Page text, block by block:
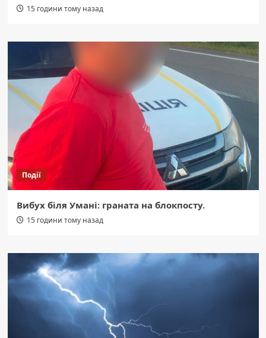
15 години тому назад
Події
Вибух біля Умані: граната на блокпосту.
15 години тому назад